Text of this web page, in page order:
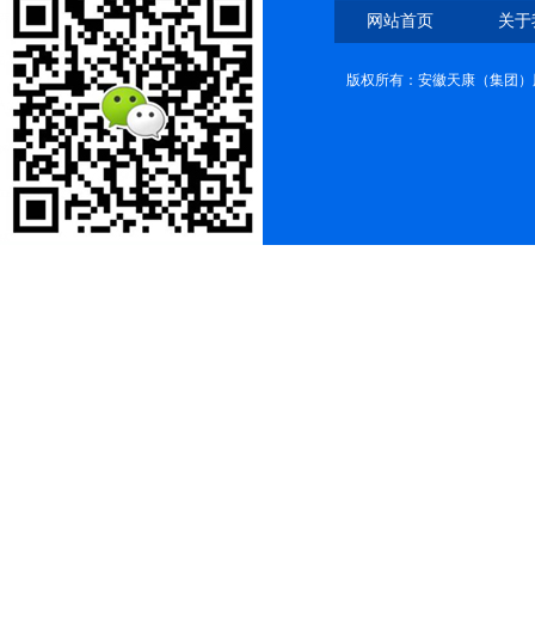
网站首页 关
版权所有：安徽天康（集团